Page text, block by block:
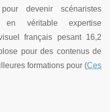
devenir scénaristes
en véritable expertise
français pesant 16,2
pour des contenus de
formations pour (Ces